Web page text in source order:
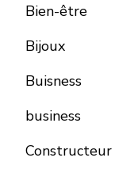
Bien-être
Bijoux
Buisness
business
Constructeur